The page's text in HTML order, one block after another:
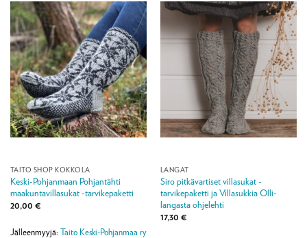
TAITO SHOP KOKKOLA
Keski-Pohjanmaan Pohjantähti
maakuntavillasukat -tarvikepaketti
20,00 €
Jälleenmyyjä: Taito Keski-Pohjanmaa ry
LANGAT
Siro pitkävartiset villasukat -
tarvikepaketti ja Villasukkia Olli-
langasta ohjelehti
17,30 €